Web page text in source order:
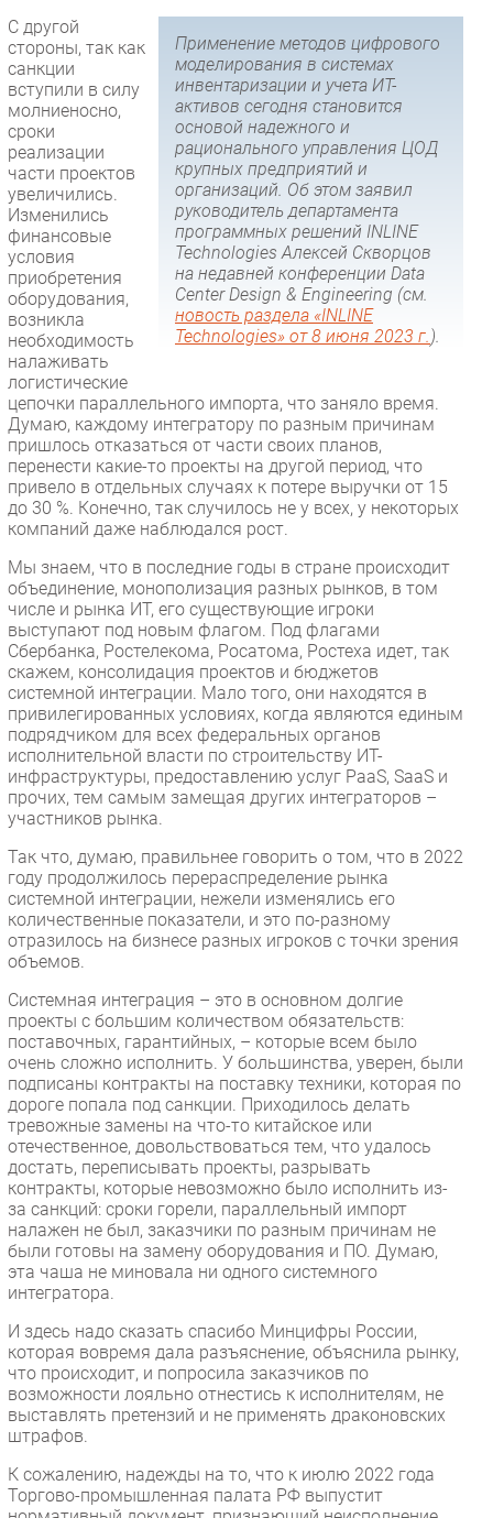
Применение методов цифрового
моделирования в системах
инвентаризации и учета ИТ-
активов сегодня становится
основой надежного и
рационального управления ЦОД
крупных предприятий и
организаций. Об этом заявил
руководитель департамента
программных решений INLINE
Technologies Алексей Скворцов
на недавней конференции Data
Center Design & Engineering (см.
новость раздела «INLINE
Technologies» от 8 июня 2023 г.).
С другой
стороны, так как
санкции
вступили в силу
молниеносно,
сроки
реализации
части проектов
увеличились.
Изменились
финансовые
условия
приобретения
оборудования,
возникла
необходимость
налаживать
логистические
цепочки параллельного импорта, что заняло время.
Думаю, каждому интегратору по разным причинам
пришлось отказаться от части своих планов,
перенести какие-то проекты на другой период, что
привело в отдельных случаях к потере выручки от 15
до 30 %. Конечно, так случилось не у всех, у некоторых
компаний даже наблюдался рост.
Мы знаем, что в последние годы в стране происходит
объединение, монополизация разных рынков, в том
числе и рынка ИТ, его существующие игроки
выступают под новым флагом. Под флагами
Сбербанка, Ростелекома, Росатома, Ростеха идет, так
скажем, консолидация проектов и бюджетов
системной интеграции. Мало того, они находятся в
привилегированных условиях, когда являются единым
подрядчиком для всех федеральных органов
исполнительной власти по строительству ИТ-
инфраструктуры, предоставлению услуг PaaS, SaaS и
прочих, тем самым замещая других интеграторов –
участников рынка.
Так что, думаю, правильнее говорить о том, что в 2022
году продолжилось перераспределение рынка
системной интеграции, нежели изменялись его
количественные показатели, и это по-разному
отразилось на бизнесе разных игроков с точки зрения
объемов.
Системная интеграция – это в основном долгие
проекты с большим количеством обязательств:
поставочных, гарантийных, – которые всем было
очень сложно исполнить. У большинства, уверен, были
подписаны контракты на поставку техники, которая по
дороге попала под санкции. Приходилось делать
тревожные замены на что-то китайское или
отечественное, довольствоваться тем, что удалось
достать, переписывать проекты, разрывать
контракты, которые невозможно было исполнить из-
за санкций: сроки горели, параллельный импорт
налажен не был, заказчики по разным причинам не
были готовы на замену оборудования и ПО. Думаю,
эта чаша не миновала ни одного системного
интегратора.
И здесь надо сказать спасибо Минцифры России,
которая вовремя дала разъяснение, объяснила рынку,
что происходит, и попросила заказчиков по
возможности лояльно отнестись к исполнителям, не
выставлять претензий и не применять драконовских
штрафов.
К сожалению, надежды на то, что к июлю 2022 года
Торгово-промышленная палата РФ выпустит